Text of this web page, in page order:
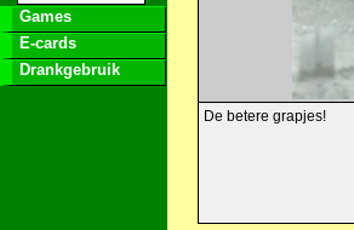
Games
E-cards
Drankgebruik
De betere grapjes!